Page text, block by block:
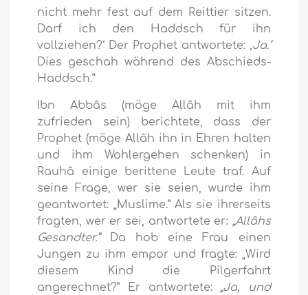
nicht mehr fest auf dem Reittier sitzen.
Darf ich den Haddsch für ihn
vollziehen?‘ Der Prophet antwortete: ‚Ja.‘
Dies geschah während des Abschieds-
Haddsch.“
Ibn Abbâs (möge Allâh mit ihm
zufrieden sein) berichtete, dass der
Prophet (möge Allâh ihn in Ehren halten
und ihm Wohlergehen schenken) in
Rauhâ einige berittene Leute traf. Auf
seine Frage, wer sie seien, wurde ihm
geantwortet: „Muslime.” Als sie ihrerseits
fragten, wer er sei, antwortete er: „Allâhs
Gesandter.”Da hob eine Frau einen
Jungen zu ihm empor und fragte: „Wird
diesem Kind die Pilgerfahrt
angerechnet?” Er antwortete: „Ja, und